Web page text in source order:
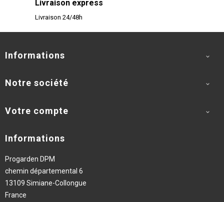
Livraison express
Livraison 24/48h
Informations 
Notre société 
Votre compte 
Informations
Progarden DPM
chemin départemental 6
13109 Simiane-Collongue
France